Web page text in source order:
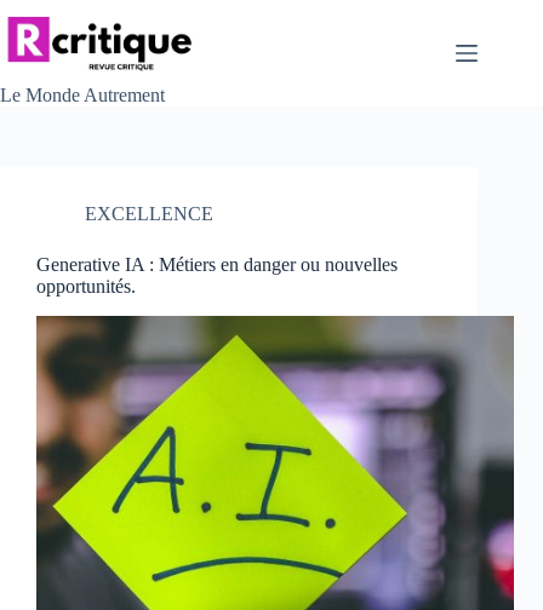
contenu
Le Monde Autrement
EXCELLENCE
Generative IA : Métiers en danger ou nouvelles
opportunités.